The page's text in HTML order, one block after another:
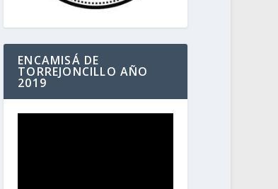
ENCAMISÁ DE
TORREJONCILLO AÑO
2019